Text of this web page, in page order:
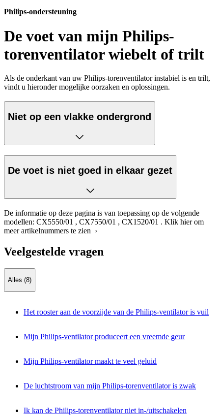
Philips-ondersteuning
De voet van mijn Philips-
torenventilator wiebelt of trilt
Als de onderkant van uw Philips-torenventilator instabiel is en trilt,
vindt u hieronder mogelijke oorzaken en oplossingen.
Niet op een vlakke ondergrond
De voet is niet goed in elkaar gezet
De informatie op deze pagina is van toepassing op de volgende
modellen: CX5550/01 , CX7550/01 , CX1520/01 . Klik hier om
meer artikelnummers te zien ›
Veelgestelde vragen
Alles (8)
Het rooster aan de voorzijde van de Philips-ventilator is vuil
Mijn Philips-ventilator produceert een vreemde geur
Mijn Philips-ventilator maakt te veel geluid
De luchtstroom van mijn Philips-torenventilator is zwak
Ik kan de Philips-torenventilator niet in-/uitschakelen